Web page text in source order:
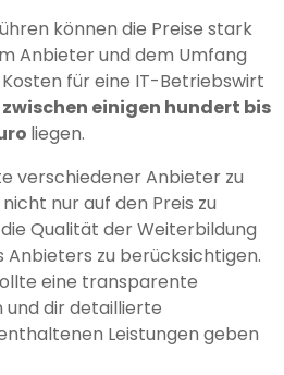
können die Preise stark
Anbieter und dem Umfang
für eine IT-Betriebswirt
zwischen einigen hundert bis
liegen.
verschiedener Anbieter zu
nur auf den Preis zu
Qualität der Weiterbildung
Anbieters zu berücksichtigen.
eine transparente
und dir detaillierte
Leistungen geben